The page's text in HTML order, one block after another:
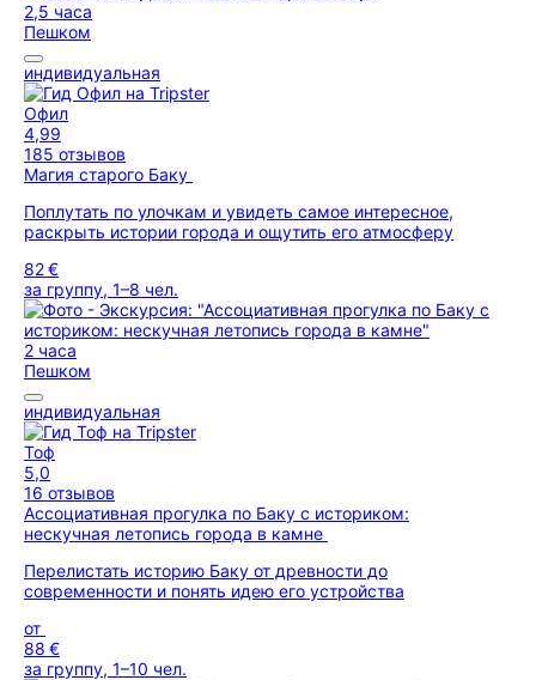
2,5 часа
Пешком
индивидуальная
Офил
4,99
185 отзывов
Магия старого Баку
Поплутать по улочкам и увидеть самое интересное,
раскрыть истории города и ощутить его атмосферу
82 €
за группу, 1–8 чел.
2 часа
Пешком
индивидуальная
Тоф
5,0
16 отзывов
Ассоциативная прогулка по Баку с историком:
нескучная летопись города в камне
Перелистать историю Баку от древности до
современности и понять идею его устройства
от
88 €
за группу, 1–10 чел.